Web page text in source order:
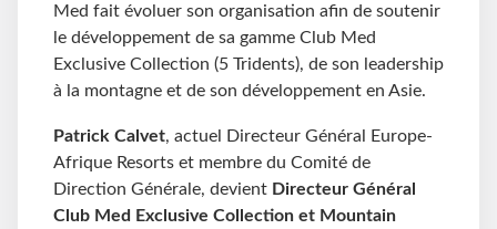
Med fait évoluer son organisation afin de soutenir
le développement de sa gamme Club Med
Exclusive Collection (5 Tridents), de son leadership
à la montagne et de son développement en Asie.
Patrick Calvet, actuel Directeur Général Europe-
Afrique Resorts et membre du Comité de
Direction Générale, devient Directeur Général
Club Med Exclusive Collection et Mountain